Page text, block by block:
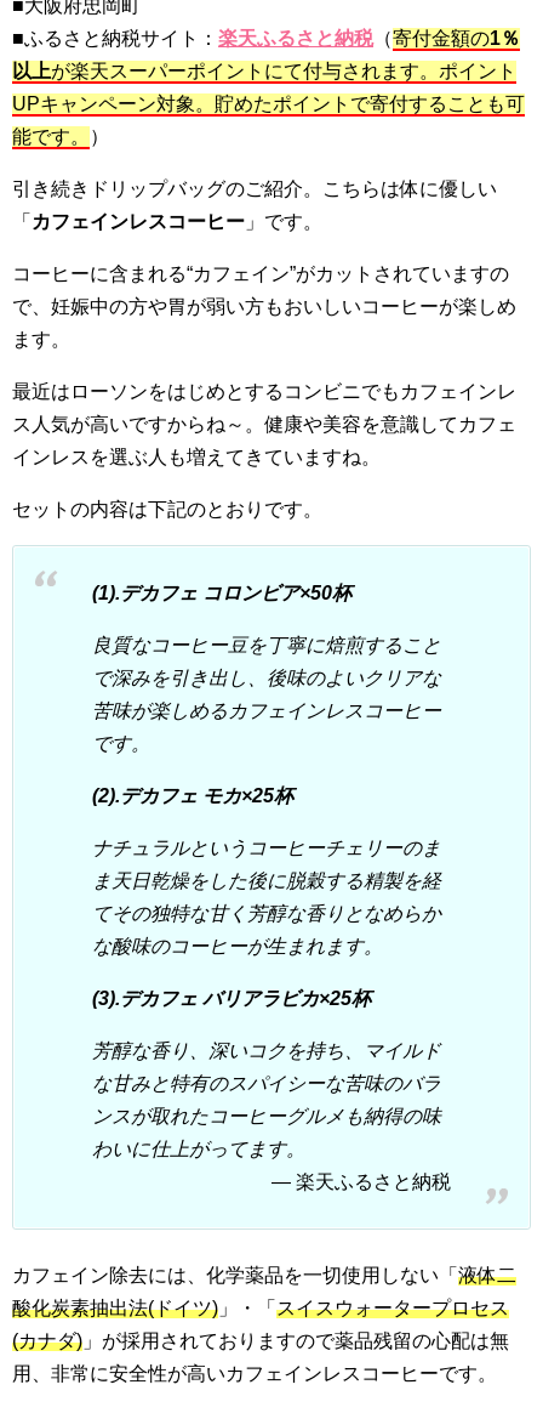
■大阪府忠岡町
■ふるさと納税サイト： 楽天ふるさと納税（寄付金額の1％
以上が楽天スーパーポイントにて付与されます。ポイント
UPキャンペーン対象。貯めたポイントで寄付することも可
能です。
）
引き続きドリップバッグのご紹介。こちらは体に優しい
「 カフェインレスコーヒー 」です。
コーヒーに含まれる“カフェイン”がカットされていますの
で、妊娠中の方や胃が弱い方もおいしいコーヒーが楽しめ
ます。
最近はローソンをはじめとするコンビニでもカフェインレ
ス人気が高いですからね～。健康や美容を意識してカフェ
インレスを選ぶ人も増えてきていますね。
セットの内容は下記のとおりです。
(1).デカフェ コロンビア×50杯
良質なコーヒー豆を丁寧に焙煎すること
で深みを引き出し、後味のよいクリアな
苦味が楽しめるカフェインレスコーヒー
です。
(2).デカフェ モカ×25杯
ナチュラルというコーヒーチェリーのま
ま天日乾燥をした後に脱穀する精製を経
てその独特な甘く芳醇な香りとなめらか
な酸味のコーヒーが生まれます。
(3).デカフェ バリアラビカ×25杯
芳醇な香り、深いコクを持ち、マイルド
な甘みと特有のスパイシーな苦味のバラ
ンスが取れたコーヒーグルメも納得の味
わいに仕上がってます。
楽天ふるさと納税
カフェイン除去には、化学薬品を一切使用しない「 液体二
酸化炭素抽出法(ドイツ) 」・「 スイスウォータープロセス
(カナダ) 」が採用されておりますので薬品残留の心配は無
用、非常に安全性が高いカフェインレスコーヒーです。